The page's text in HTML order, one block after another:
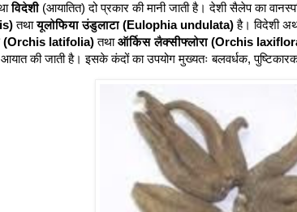
विदेशी(आयातित) दो प्रकार की मानी जाती है। देशी सैलेप का
तथायूलोफिया उंडुलाटा (Eulophia undulata)है। विदेशी
(Orchis latifolia)तथाऑर्किस लैक्सीफ्लोरा (Orchis
की जाती है। इसके कंदों का उपयोग मुख्यतः बलवर्धक,